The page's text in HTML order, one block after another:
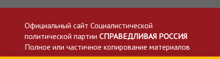
Официальный сайт Социалистической
политической партии СПРАВЕДЛИВАЯ РОССИЯ
Полное или частичное копирование материалов